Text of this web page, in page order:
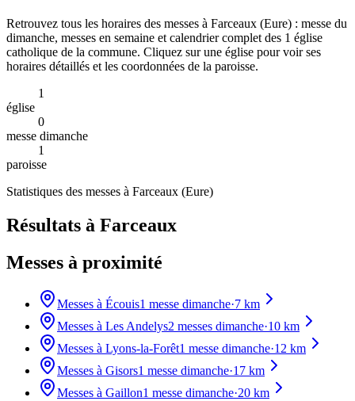
Retrouvez tous les horaires des messes à Farceaux (Eure) : messe du
dimanche, messes en semaine et calendrier complet des 1 église
catholique de la commune. Cliquez sur une église pour voir ses
horaires détaillés et les coordonnées de la paroisse.
1
église
0
messe dimanche
1
paroisse
Statistiques des messes à Farceaux (Eure)
Résultats à Farceaux
Messes à proximité
Messes à Écouis1 messe dimanche·7 km
Messes à Les Andelys2 messes dimanche·10 km
Messes à Lyons-la-Forêt1 messe dimanche·12 km
Messes à Gisors1 messe dimanche·17 km
Messes à Gaillon1 messe dimanche·20 km